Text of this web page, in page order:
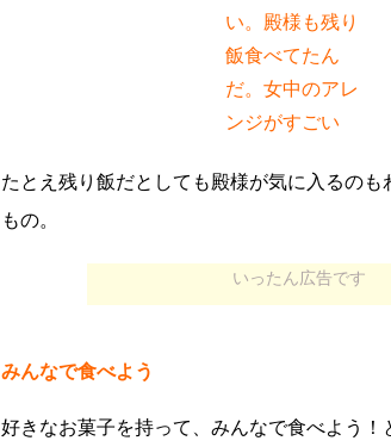
い。殿様も残り
飯食べてたん
だ。女中のアレ
ンジがすごい
たとえ残り飯だとしても殿様が気に入るのも
もの。
いったん広告です
みんなで食べよう
好きなお菓子を持って、みんなで食べよう！